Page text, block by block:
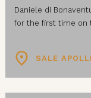
Daniele di
for the first time on
SALE